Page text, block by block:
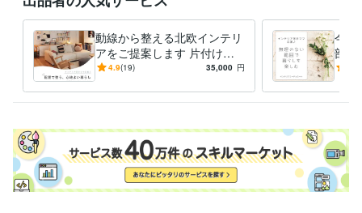
動線から整える北欧インテリ
アをご提案します 片付けや
すく、家族がくつろげる部屋
4.9(19) 35,000 円
今あ
部屋
少な